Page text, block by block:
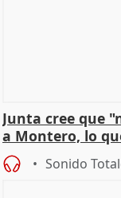
Junta cree que
a Montero, lo
Sonido